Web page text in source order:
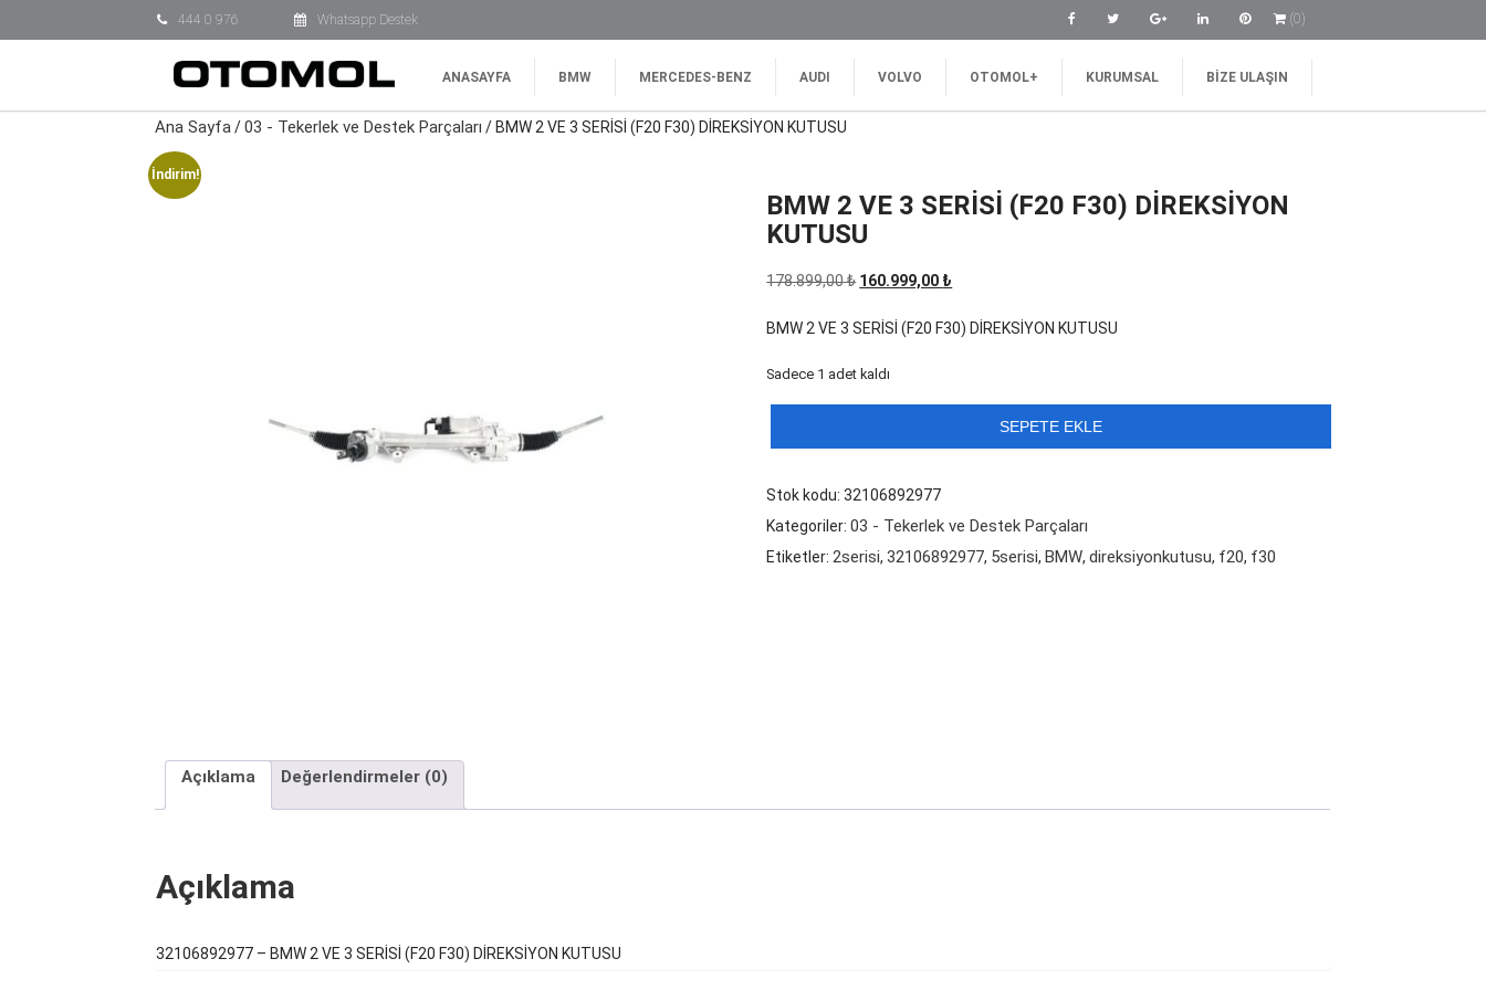
444 0 976 Whatsapp Destek (0)
ANASAYFA BMW MERCEDES-BENZ AUDI VOLVO OTOMOL+ KURUMSAL BIZE ULAŞIN
Ana Sayfa/03 - Tekerlek ve Destek Parçaları / BMW 2 VE 3 SERİSİ (F20 F30) DİREKSİYON KUTUSU
İndirim!
BMW 2 VE 3 SERİSİ (F20 F30) DİREKSİYON
KUTUSU
178.899,00₺ Orijinal
178.899,00 ₺.
160.999,00 ₺
fiyat:
BMW 2 VE 3 SERİSİ (F20 F30) DİREKSİYON KUTUSU
Sadece 1 adet kaldı
2
SEPETE EKLE
Stok kodu:32106892977
Kategoriler:03 - Tekerlek ve Destek Parçaları
Etiketler:2serisi,32106892977, 5serisi, BMW,direksiyonkutusu, f20, f30
Açıklama Değerlendirmeler (0)
Açıklama
32106892977 – BMW 2 VE 3 SERİSİ (F20 F30) DİREKSİYON KUTUSU